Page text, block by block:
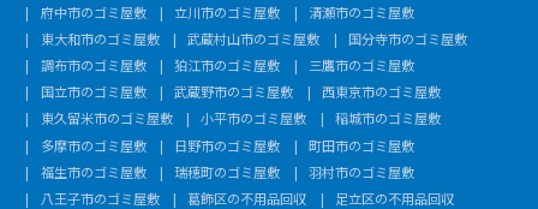
府中市のゴミ屋敷
立川市のゴミ屋敷
清瀬市のゴミ屋敷
東大和市のゴミ屋敷
武蔵村山市のゴミ屋敷
国分寺市のゴミ屋敷
調布市のゴミ屋敷
狛江市のゴミ屋敷
三鷹市のゴミ屋敷
国立市のゴミ屋敷
武蔵野市のゴミ屋敷
西東京市のゴミ屋敷
東久留米市のゴミ屋敷
小平市のゴミ屋敷
稲城市のゴミ屋敷
多摩市のゴミ屋敷
日野市のゴミ屋敷
町田市のゴミ屋敷
福生市のゴミ屋敷
瑞穂町のゴミ屋敷
羽村市のゴミ屋敷
八王子市のゴミ屋敷
葛飾区の不用品回収
足立区の不用品回収